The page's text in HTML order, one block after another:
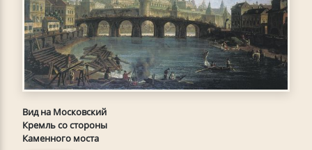
Вид на Московский
Кремль со стороны
Каменного моста